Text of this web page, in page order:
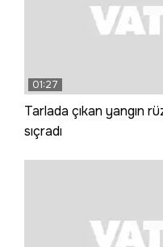
01:27
Tarlada çıkan yangın
sıçradı